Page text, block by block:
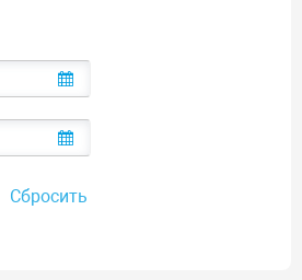
Сбросить